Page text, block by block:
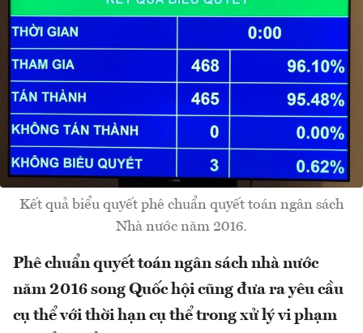
Kết quả biểu quyết phê chuẩn quyết toán ngân sách
Nhà nước năm 2016.
Phê chuẩn quyết toán ngân sách nhà nước
năm 2016 song Quốc hội cũng đưa ra yêu cầu
cụ thể với thời hạn cụ thể trong xử lý vi phạm